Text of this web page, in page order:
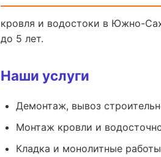
кровля и водостоки в Южно-
до 5 лет.
Наши услуги
Демонтаж, вывоз
Монтаж кровли и
Кладка и монолитные работы